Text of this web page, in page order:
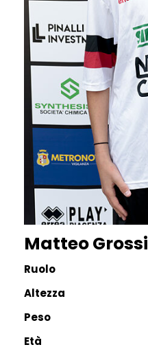
Matteo Grossi
Ruolo
Altezza
Peso
Età